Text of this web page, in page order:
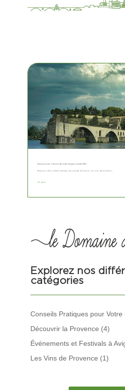
Découvrez les 5 raisons de visiter Avignon cet été 2025
Avignon, ville emblématique du sud de la France, est une destination...
lire plus
Explorez nos
catégories
Conseils Pratiques pour Votre
Découvrir la Provence (4)
Événements et Festivals à
Les Vins de Provence (1)